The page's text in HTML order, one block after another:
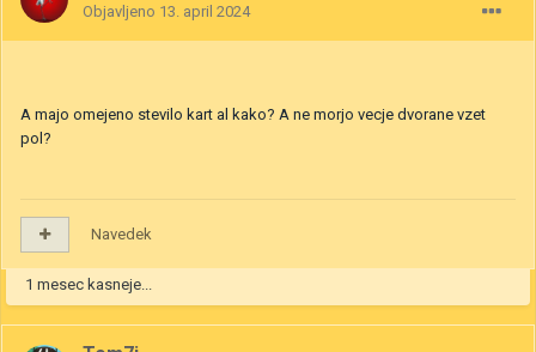
Objavljeno 13. april 2024
A majo omejeno stevilo kart al kako? A ne morjo vecje dvorane vzet
pol?
Navedek
1 mesec kasneje...